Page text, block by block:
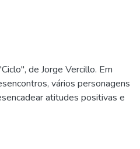
de Jorge Vercillo. Em
vários personagens
atitudes positivas e